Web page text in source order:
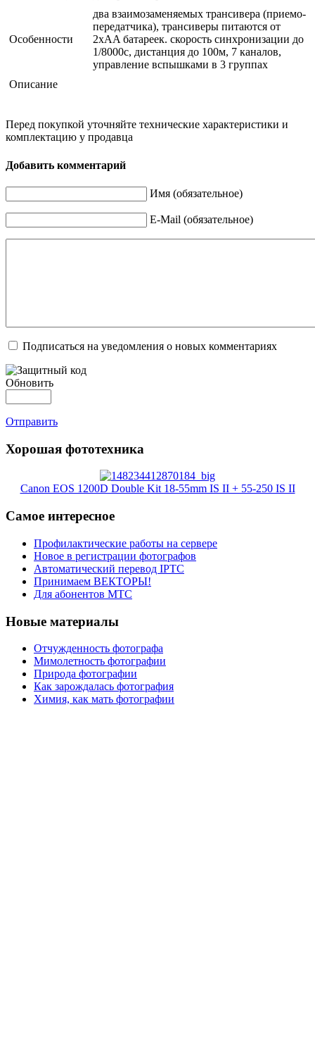
Особенности
два взаимозаменяемых трансивера (приемо-
передатчика), трансиверы питаются от
2xAA батареек. скорость синхронизации до
1/8000с, дистанция до 100м, 7 каналов,
управление вспышками в 3 группах
Описание
Перед покупкой уточняйте технические характеристики и
комплектацию у продавца
Добавить комментарий
Имя (обязательное)
E-Mail (обязательное)
Подписаться на уведомления о новых комментариях
Обновить
Отправить
Хорошая фототехника
Canon EOS 1200D Double Kit 18-55mm IS II + 55-250 IS II
Самое интересное
Профилактические работы на сервере
Новое в регистрации фотографов
Автоматический перевод IPTC
Принимаем ВЕКТОРЫ!
Для абонентов МТС
Новые материалы
Отчужденность фотографа
Мимолетность фотографии
Природа фотографии
Как зарождалась фотография
Химия, как мать фотографии